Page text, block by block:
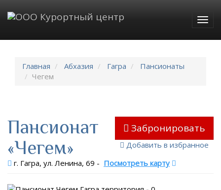
Главная Абхазия Гагра
Пансионаты
Чегем
Забронировать
Добавить в избранное
Пансионат
«Чегем»
г. Гагра, ул. Ленина, 69 - Посмотреть карту